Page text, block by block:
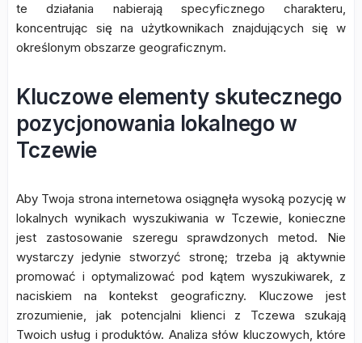
te działania nabierają specyficznego charakteru,
koncentrując się na użytkownikach znajdujących się w
określonym obszarze geograficznym.
Kluczowe elementy skutecznego
pozycjonowania lokalnego w
Tczewie
Aby Twoja strona internetowa osiągnęła wysoką pozycję w
lokalnych wynikach wyszukiwania w Tczewie, konieczne
jest zastosowanie szeregu sprawdzonych metod. Nie
wystarczy jedynie stworzyć stronę; trzeba ją aktywnie
promować i optymalizować pod kątem wyszukiwarek, z
naciskiem na kontekst geograficzny. Kluczowe jest
zrozumienie, jak potencjalni klienci z Tczewa szukają
Twoich usług i produktów. Analiza słów kluczowych, które